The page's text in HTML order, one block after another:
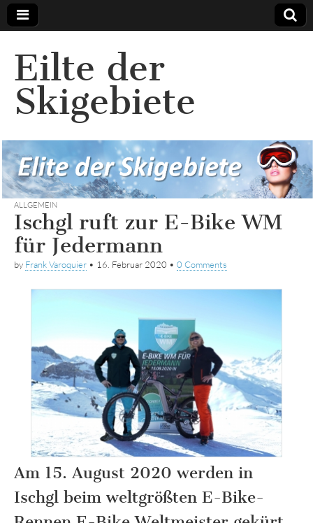
Eilte der
Skigebiete
ALLGEMEIN
Ischgl ruft zur E-Bike WM
für Jedermann
by Frank Varoquier • 16. Februar 2020 • 0 Comments
Am 15. August 2020 werden in
Ischgl beim weltgrößten E-Bike-